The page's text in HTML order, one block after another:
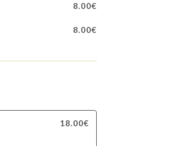
8.00€
8.00€
18.00€